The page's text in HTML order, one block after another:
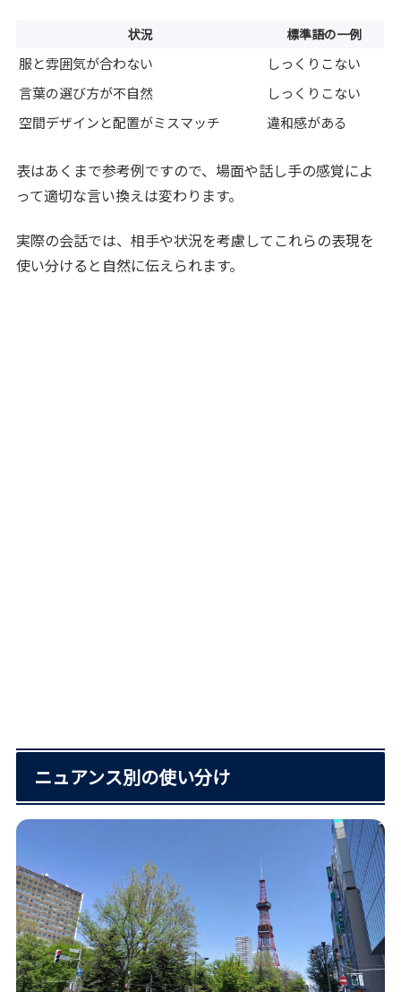
状況 標準語の一例
服と雰囲気が合わない
しっくりこない
言葉の選び方が不自然
しっくりこない
空間デザインと配置がミスマッチ
違和感がある
表はあくまで参考例ですので、場面や話し手の感覚によ
って適切な言い換えは変わります。
実際の会話では、相手や状況を考慮してこれらの表現を
使い分けると自然に伝えられます。
ニュアンス別の使い分け